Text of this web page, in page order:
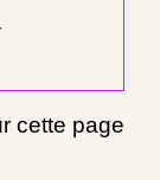
cette page